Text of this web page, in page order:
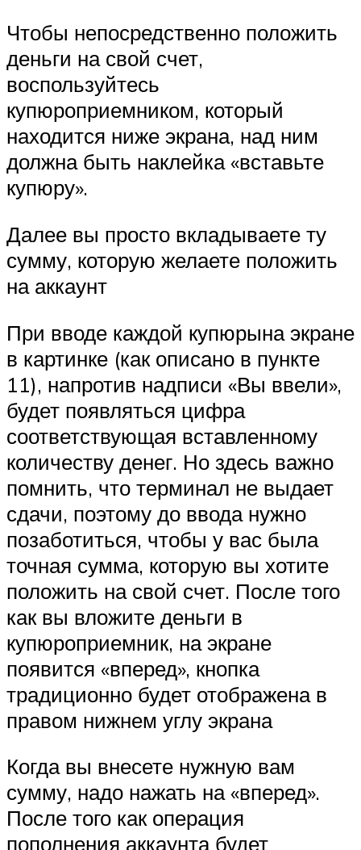
Чтобы непосредственно положить
деньги на свой счет,
воспользуйтесь
купюроприемником, который
находится ниже экрана, над ним
должна быть наклейка «вставьте
купюру».
Далее вы просто вкладываете ту
сумму, которую желаете положить
на аккаунт
При вводе каждой купюрына экране
в картинке (как описано в пункте
11), напротив надписи «Вы ввели»,
будет появляться цифра
соответствующая вставленному
количеству денег. Но здесь важно
помнить, что терминал не выдает
сдачи, поэтому до ввода нужно
позаботиться, чтобы у вас была
точная сумма, которую вы хотите
положить на свой счет. После того
как вы вложите деньги в
купюроприемник, на экране
появится «вперед», кнопка
традиционно будет отображена в
правом нижнем углу экрана
Когда вы внесете нужную вам
сумму, надо нажать на «вперед».
После того как операция
пополнения аккаунта будет